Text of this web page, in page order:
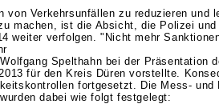
von Verkehrsunfällen zu reduzieren und
machen, ist die Absicht, die Polizei
weiter verfolgen. "Nicht mehr
Spelthahn bei der Präsentation
für den Kreis Düren vorstellte.
fortgesetzt. Die Mess-
dabei wie folgt festgelegt: